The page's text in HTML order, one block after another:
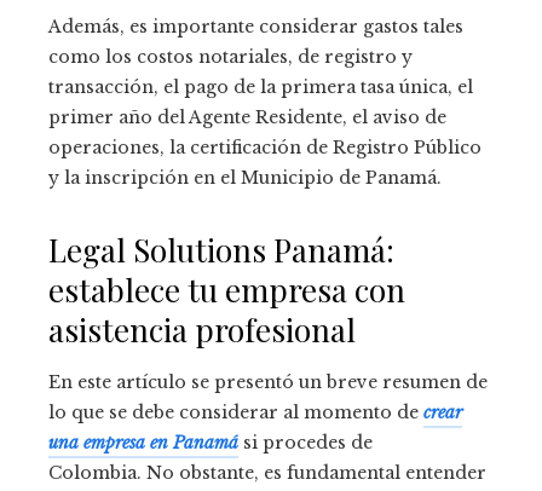
Además, es importante considerar gastos tales
como los costos notariales, de registro y
transacción, el pago de la primera tasa única, el
primer año del Agente Residente, el aviso de
operaciones, la certificación de Registro Público
y la inscripción en el Municipio de Panamá.
Legal Solutions Panamá:
establece tu empresa con
asistencia profesional
En este artículo se presentó un breve resumen de
lo que se debe considerar al momento de crear
una empresa en Panamá si procedes de
Colombia. No obstante, es fundamental entender